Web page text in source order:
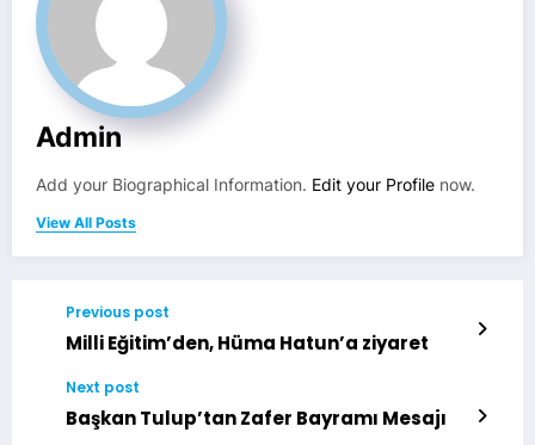
Admin
Add your Biographical Information. Edit your Profile now.
View All Posts
Previous post
Milli Eğitim’den, Hüma Hatun’a ziyaret
Next post
Başkan Tulup’tan Zafer Bayramı Mesajı